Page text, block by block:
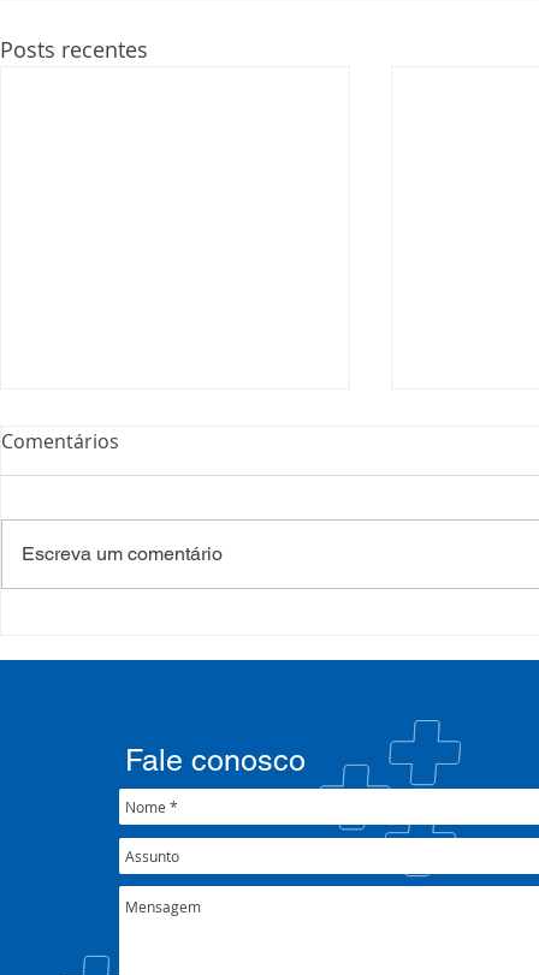
Posts recentes
001/2022
Comentários
Escreva um comentário
Fale conosco